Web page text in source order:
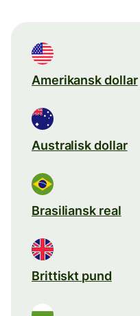
Amerikansk dollar
Australisk dollar
Brasiliansk real
Brittiskt pund